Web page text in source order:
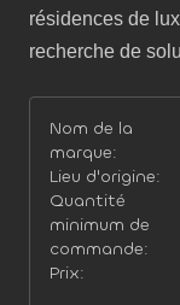
résidences de
recherche de
Nom de la
marque:
Lieu d'origine:
Quantité
minimum de
commande:
Prix: